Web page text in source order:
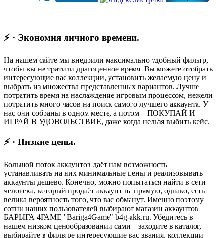
⚡ · Экономия личного времени.
На нашем сайте мы внедрили максимально удобный фильтр,
чтобы вы не тратили драгоценное время. Вы можете отобрать
интересующие вас коллекции, установить желаемую цену и
выбрать из множества представленных вариантов. Лучше
потратить время на наслаждение игровым процессом, нежели
потратить много часов на поиск самого лучшего аккаунта. У
нас они собраны в одном месте, а потом – ПОКУПАЙ И
ИГРАЙ В УДОВОЛЬСТВИЕ, даже когда нельзя выбить кейс.
⚡ · Низкие цены.
Большой поток аккаунтов даёт нам возможность
устанавливать на них минимальные цены и реализовывать
аккаунты дешево. Конечно, можно попытаться найти в сети
человека, который продаёт аккаунт на прямую, однако, есть
велика вероятность того, что вас обманут. Именно поэтому
сотни наших пользователей выбирают магазин аккаунтов
БАРЫГА 4ГАМЕ "Bariga4Game" b4g-akk.ru. Убедитесь в
нашем низком ценообразовании сами – заходите в каталог,
выбирайте в фильтре интересующие вас звания, коллекции –